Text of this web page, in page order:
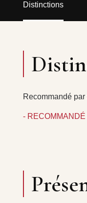
Distinctions
Recommandé par
-